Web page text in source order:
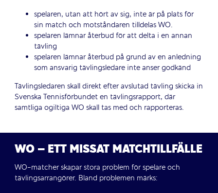
spelaren, utan att hört av sig, inte är på plats för
sin match och motståndaren tilldelas WO.
spelaren lämnar återbud för att delta i en annan
tävling
spelaren lämnar återbud på grund av en anledning
som ansvarig tävlingsledare inte anser godkänd
Tävlingsledaren skall direkt efter avslutad tävling skicka in
Svenska Tennisförbundet en tävlingsrapport, där
samtliga ogiltiga WO skall tas med och rapporteras.
WO – ETT MISSAT MATCHTILLFÄLLE
WO-matcher skapar stora problem för spelare och
tävlingsarrangörer. Bland problemen märks: